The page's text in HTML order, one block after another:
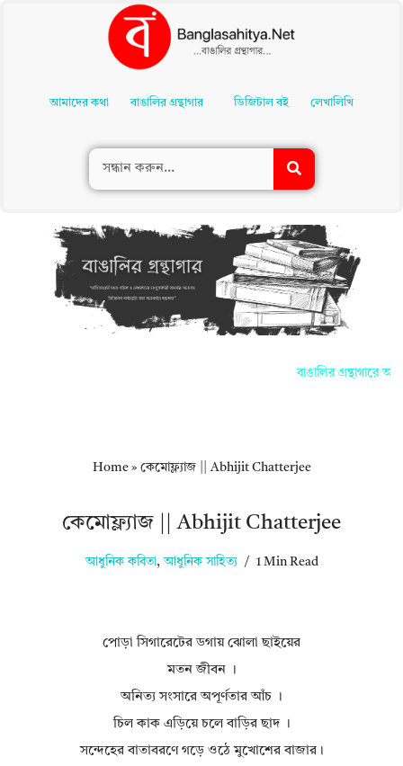
Contentআমাদের কথা বাঙালির গ্রন্থাগার ডিজিটাল বই লেখালিখি
বাঙালির গ্রন্থাগারে
Home» কেমোফ্ল্যাজ || Abhijit Chatterjee
কেমোফ্ল্যাজ || Abhijit Chatterjee
আধুনিক কবিতা, আধুনিক সাহিত্য 1 Min Read
পোড়া সিগারেটের ডগায় ঝোলা ছাইয়ের
মতন জীবন ।
অনিত্য সংসারে অপূর্ণতার আঁচ ।
চিল কাক এড়িয়ে চলে বাড়ির ছাদ ।
সন্দেহের বাতাবরণে গড়ে ওঠে মুখোশের বাজার।